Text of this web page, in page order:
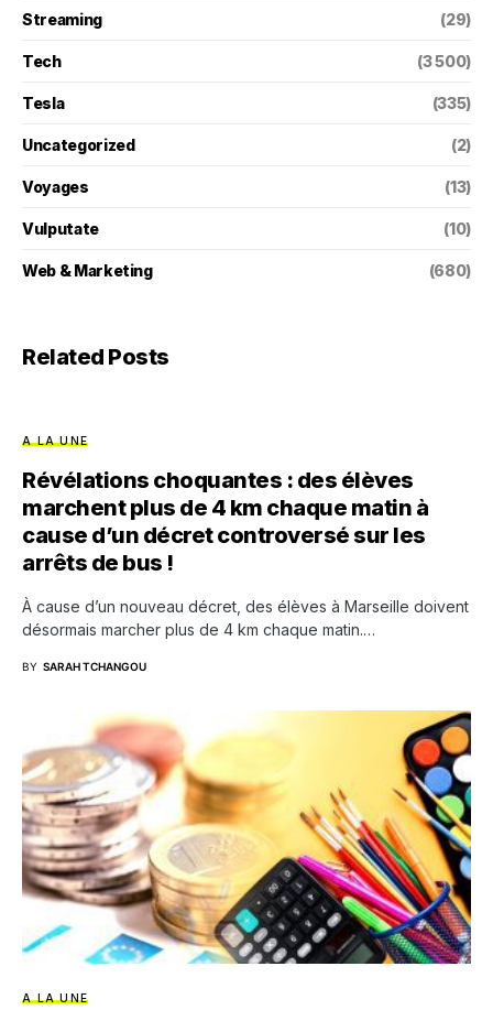
Streaming (29)
Tech (3 500)
Tesla (335)
Uncategorized (2)
Voyages (13)
Vulputate (10)
Web & Marketing (680)
Related Posts
A LA UNE
Révélations choquantes : des élèves
marchent plus de 4 km chaque matin à
cause d’un décret controversé sur les
arrêts de bus !
À cause d’un nouveau décret, des élèves à Marseille doivent
désormais marcher plus de 4 km chaque matin.…
BY SARAH TCHANGOU
A LA UNE